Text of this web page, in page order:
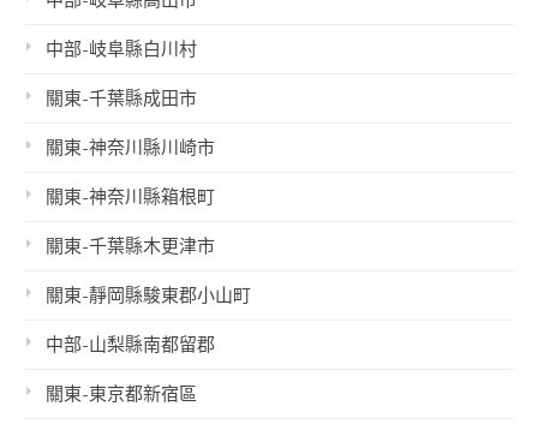
中部-岐阜縣白川村
關東-千葉縣成田市
關東-神奈川縣川崎市
關東-神奈川縣箱根町
關東-千葉縣木更津市
關東-靜岡縣駿東郡小山町
中部-山梨縣南都留郡
關東-東京都新宿區